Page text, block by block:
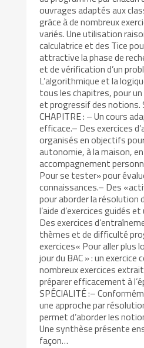
ouvrages adaptés aux
grâce à de nombreux
variés. Une utilisation
calculatrice et des Tice
attractive la phase de
et de vérification d’un
L’algorithmique et la
tous les chapitres, pour
et progressif des notions.
CHAPITRE : – Un cours
efficace.– Des exercices
organisés en objectifs
autonomie, à la maison,
accompagnement
Pour se tester» pour
connaissances.– Des
pour aborder la résolution
l’aide d’exercices guidés
Des exercices
thèmes et de difficulté
exercices« Pour aller plus
jour du BAC » : un
nombreux exercices
préparer efficacement à
SPÉCIALITÉ :–
une approche par
permet d’aborder les
Une synthèse présente
façon…